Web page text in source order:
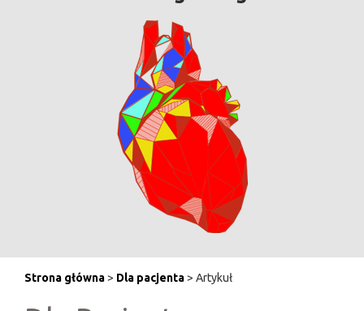
Strona główna> Dla pacjenta> Artykuł